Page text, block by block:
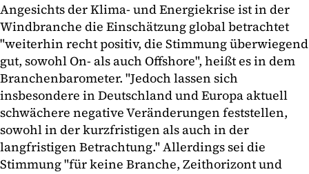
Angesichts der Klima- und Energiekrise ist in der
Windbranche die Einschätzung global betrachtet
"weiterhin recht positiv, die Stimmung überwiegend
gut, sowohl On- als auch Offshore", heißt es in dem
Branchenbarometer. "Jedoch lassen sich
insbesondere in Deutschland und Europa aktuell
schwächere negative Veränderungen feststellen,
sowohl in der kurzfristigen als auch in der
langfristigen Betrachtung." Allerdings sei die
Stimmung "für keine Branche, Zeithorizont und